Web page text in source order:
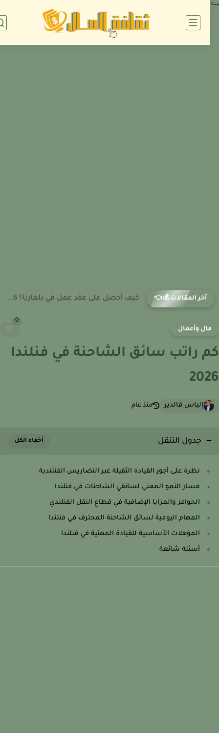
آخر المقالات 💰👈 كيف أحصل على عقد عمل في أوكرانيا؟ 2026
وأعمال
راتب سائق الشاحنة في فنلندا
إلياس فالدير منذ عام
جدول التنقل
نظرة على أجور القيادة الثقيلة عبر التضاريس الفنلندية
مسار النمو المهني لسائقي الشاحنات في فنلندا
الحوافز والمزايا الإضافية في قطاع النقل الفنلندي
المهام اليومية لسائق الشاحنة المحترف في فنلندا
المؤهلات الأساسية للقيادة المهنية في فنلندا
أسئلة شائعة